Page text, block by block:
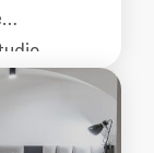
eine